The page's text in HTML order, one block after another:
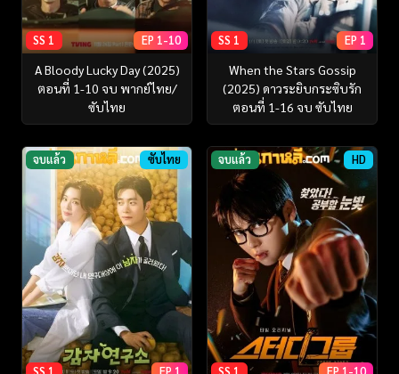
SS 1 EP 1-10
A Bloody Lucky Day (2025)
ตอนที่ 1-10 จบ พากย์ไทย/
ซับไทย
SS 1 EP 1
When the Stars Gossip
(2025) ดาวระยิบกระซิบรัก
ตอนที่ 1-16 จบ ซับไทย
จบแล้ว ซับไทย จบแล้ว HD